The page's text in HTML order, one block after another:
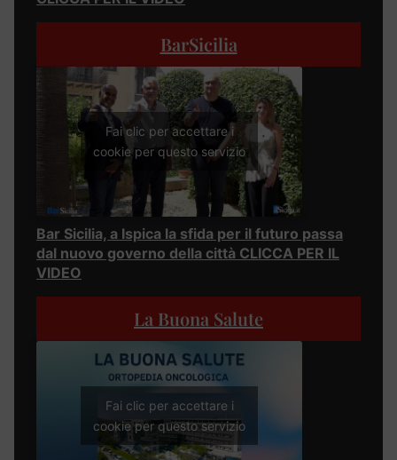
BarSicilia
Fai clic per accettare i
cookie per questo servizio
Bar Sicilia, a Ispica la sfida per il futuro passa
dal nuovo governo della città CLICCA PER IL
VIDEO
La Buona Salute
Fai clic per accettare i
cookie per questo servizio